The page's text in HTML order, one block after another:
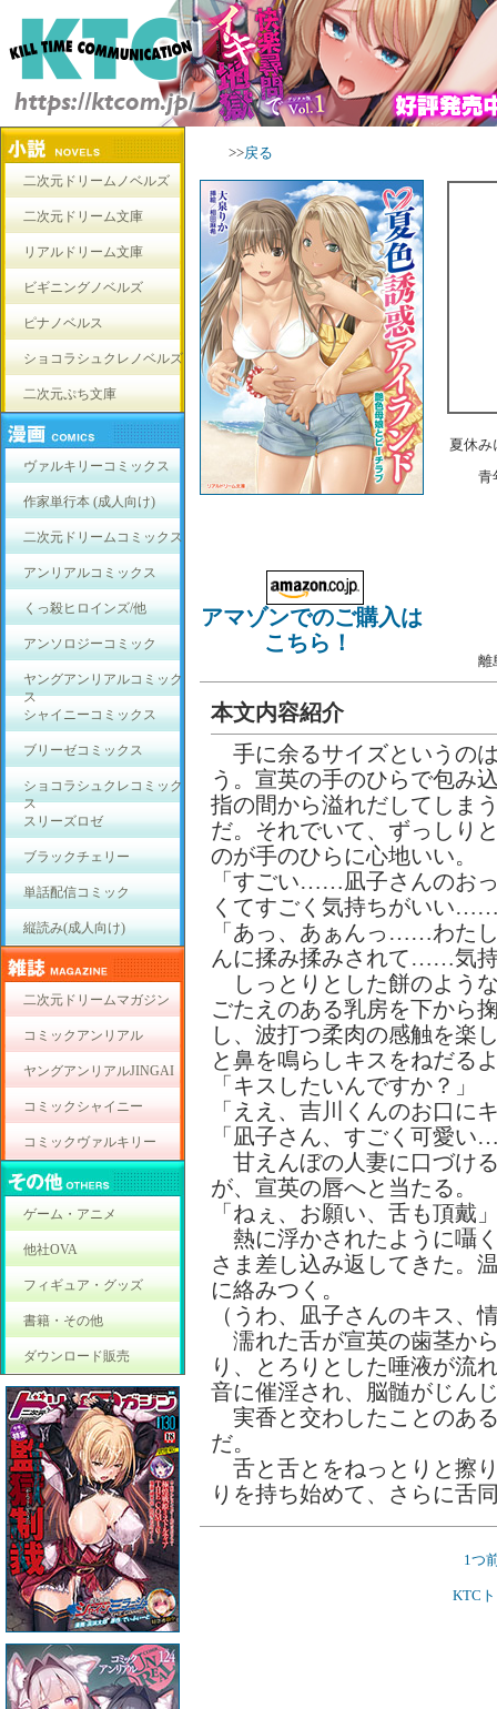
二次元ドリームノベルズ
二次元ドリーム文庫
リアルドリーム文庫
ビギニングノベルズ
ピナノベルス
ショコラシュクレノベルズ
二次元ぷち文庫
ヴァルキリーコミックス
作家単行本 (成人向け)
二次元ドリームコミックス
アンリアルコミックス
くっ殺ヒロインズ/他
アンソロジーコミック
ヤングアンリアルコミック
ス
シャイニーコミックス
ブリーゼコミックス
ショコラシュクレコミック
ス
スリーズロゼ
ブラックチェリー
単話配信コミック
縦読み(成人向け)
二次元ドリームマガジン
コミックアンリアル
ヤングアンリアルJINGAI
コミックシャイニー
コミックヴァルキリー
ゲーム・アニメ
他社OVA
フィギュア・グッズ
書籍・その他
ダウンロード販売
>>戻る
夏休み
青
離
アマゾンでのご購入は
こちら！
本文内容紹介
手に余るサイズというの
う。宣英の手のひらで包み
指の間から溢れだしてしま
だ。それでいて、ずっしり
のが手のひらに心地いい。
「すごい……凪子さんのお
くてすごく気持ちがいい
「あっ、あぁんっ……わた
んに揉み揉みされて……気
しっとりとした餅のよう
ごたえのある乳房を下から
し、波打つ柔肉の感触を楽
と鼻を鳴らしキスをねだる
「キスしたいんですか？」
「ええ、吉川くんのお口に
「凪子さん、すごく可愛
甘えんぼの人妻に口づけ
が、宣英の唇へと当たる。
「ねぇ、お願い、舌も頂戴
熱に浮かされたように囁
さま差し込み返してきた。
に絡みつく。
（うわ、凪子さんのキス
濡れた舌が宣英の歯茎か
り、とろりとした唾液が流
音に催淫され、脳髄がじん
実香と交わしたことのあ
だ。
舌と舌とをねっとりと擦
りを持ち始めて、さらに舌
1つ
KTC